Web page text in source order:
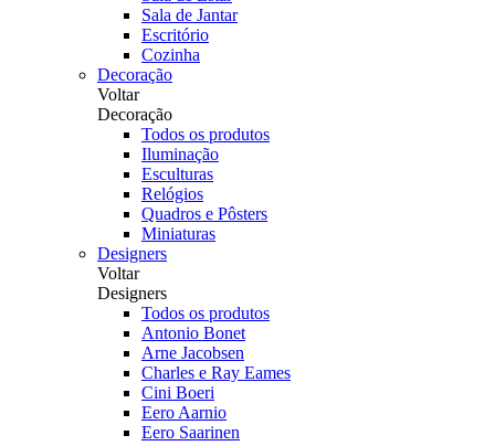
Sala de Jantar
Escritório
Cozinha
Decoração
Voltar
Decoração
Todos os produtos
Iluminação
Esculturas
Relógios
Quadros e Pôsters
Miniaturas
Designers
Voltar
Designers
Todos os produtos
Antonio Bonet
Arne Jacobsen
Charles e Ray Eames
Cini Boeri
Eero Aarnio
Eero Saarinen